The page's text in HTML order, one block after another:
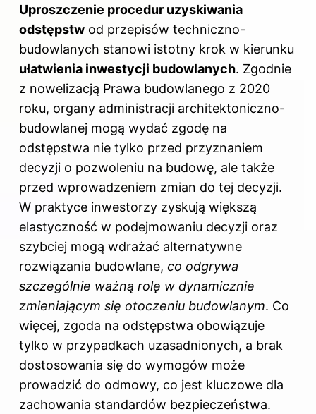
Uproszczenie procedur uzyskiwania
odstępstw od przepisów techniczno-
budowlanych stanowi istotny krok w kierunku
ułatwienia inwestycji budowlanych. Zgodnie
z nowelizacją Prawa budowlanego z 2020
roku, organy administracji architektoniczno-
budowlanej mogą wydać zgodę na
odstępstwa nie tylko przed przyznaniem
decyzji o pozwoleniu na budowę, ale także
przed wprowadzeniem zmian do tej decyzji.
W praktyce inwestorzy zyskują większą
elastyczność w podejmowaniu decyzji oraz
szybciej mogą wdrażać alternatywne
rozwiązania budowlane, co odgrywa
szczególnie ważną rolę w dynamicznie
zmieniającym się otoczeniu budowlanym. Co
więcej, zgoda na odstępstwa obowiązuje
tylko w przypadkach uzasadnionych, a brak
dostosowania się do wymogów może
prowadzić do odmowy, co jest kluczowe dla
zachowania standardów bezpieczeństwa.